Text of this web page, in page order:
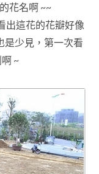
花名啊 ~~
出這花的花瓣好像
是少見 ，第一次看
~